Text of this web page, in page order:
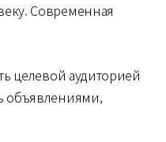
Современная
целевой аудиторией
объявлениями,